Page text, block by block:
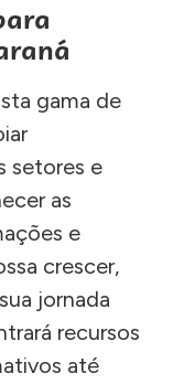
gama de
setores e
as
e
crescer,
jornada
recursos
até